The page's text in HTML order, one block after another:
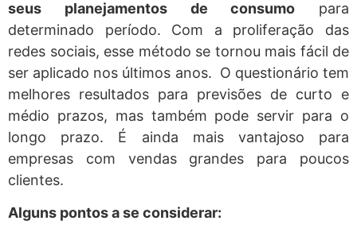
seus planejamentos de consumo para
determinado período. Com a proliferação das
redes sociais, esse método se tornou mais fácil de
ser aplicado nos últimos anos. O questionário tem
melhores resultados para previsões de curto e
médio prazos, mas também pode servir para o
longo prazo. É ainda mais vantajoso para
empresas com vendas grandes para poucos
clientes.
Alguns pontos a se considerar: